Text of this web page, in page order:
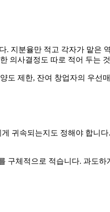
. 지분율만 적고 각자가 맡
의사결정도 따로 적어 두는
도 제한, 잔여 창업자의 우
귀속되는지도 정해야 합니
구체적으로 적습니다. 과도